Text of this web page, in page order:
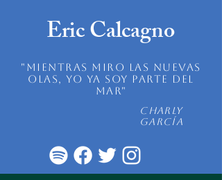
Eric Calcagno
"mientras miro las nuevas
olas, yo ya soy parte del
mar"
Charly
García